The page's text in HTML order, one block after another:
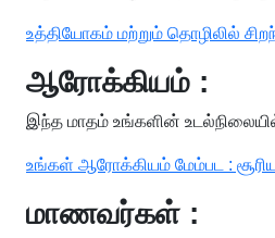
உத்தியோகம் மற்றும் தொழிலில்
ஆரோக்கியம் :
இந்த மாதம் உங்களின்
உங்கள் ஆரோக்கியம் மேம்பட :
மாணவர்கள் :